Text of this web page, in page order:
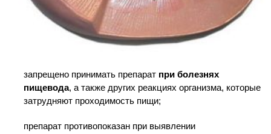
запрещено принимать препарат при болезнях
пищевода, а также других реакциях организма, которые
затрудняют проходимость пищи;
препарат противопоказан при выявлении